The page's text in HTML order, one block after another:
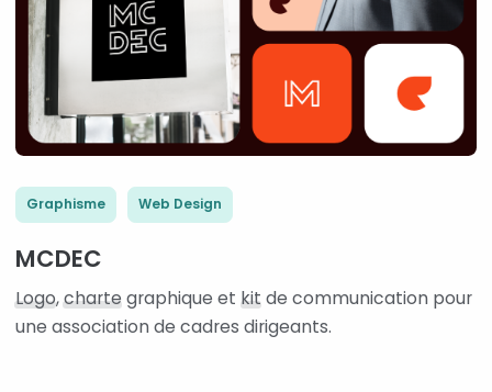
Graphisme Web Design
MCDEC
Logo,chartegraphique et kitde communication pour
une association de cadres dirigeants.